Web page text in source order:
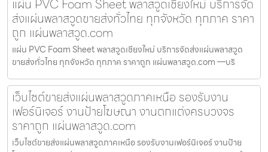
แผ่น PVC Foam Sheet พลาสวูดเชียงใหม่ บริการจัด
ส่งแผ่นพลาสวูดขายส่งทั่วไทย ทุกจังหวัด ทุกภาค ราคา
ถูก แผ่นพลาสวูด.com
แผ่น PVC Foam Sheet พลาสวูดเชียงใหม่ บริการจัดส่งแผ่นพลาสวูด
ขายส่งทั่วไทย ทุกจังหวัด ทุกภาค ราคาถูก แผ่นพลาสวูด.com —บริ
เว็บไซต์ขายส่งแผ่นพลาสวูดภาคเหนือ รองรับงาน
เฟอร์นิเจอร์ งานป้ายโฆษณา งานตกแต่งครบวงจร
ราคาถูก แผ่นพลาสวูด.com
เว็บไซต์ขายส่งแผ่นพลาสวูดภาคเหนือ รองรับงานเฟอร์นิเจอร์ งานป้าย